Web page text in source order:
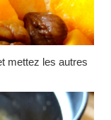
mettez les autres